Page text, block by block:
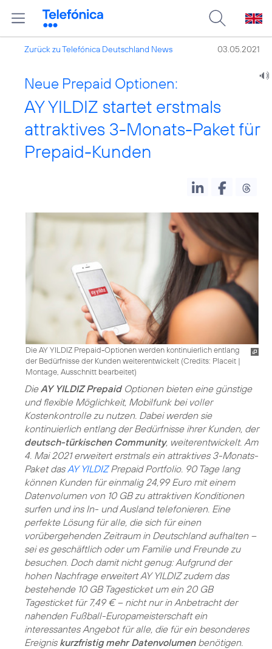
Zurück zu Telefónica Deutschland News 03.05.2021
Neue Prepaid Optionen:
AY YILDIZ startet erstmals
attraktives 3-Monats-Paket für
Prepaid-Kunden
Die AY YILDIZ Prepaid-Optionen werden kontinuierlich entlang
der Bedürfnisse der Kunden weiterentwickelt (Credits: Placeit |
Montage, Ausschnitt bearbeitet)
DieAY YILDIZ PrepaidOptionen bieten eine günstige
und flexible Möglichkeit, Mobilfunk bei voller
Kostenkontrolle zu nutzen. Dabei werden sie
kontinuierlich entlang der Bedürfnisse ihrer Kunden, der
deutsch-türkischen Community, weiterentwickelt. Am
4. Mai 2021 erweitert erstmals ein attraktives 3-Monats-
Paket das AY YILDIZPrepaid Portfolio. 90 Tage lang
können Kunden für einmalig 24,99 Euro mit einem
Datenvolumen von 10 GB zu attraktiven Konditionen
surfen und ins In- und Ausland telefonieren. Eine
perfekte Lösung für alle, die sich für einen
vorübergehenden Zeitraum in Deutschland aufhalten –
sei es geschäftlich oder um Familie und Freunde zu
besuchen. Doch damit nicht genug: Aufgrund der
hohen Nachfrage erweitert AY YILDIZ zudem das
bestehende 10 GB Tagesticket um ein 20 GB
Tagesticket für 7,49 € – nicht nur in Anbetracht der
nahenden Fußball-Europameisterschaft ein
interessantes Angebot für alle, die für ein besonderes
Ereignis kurzfristig mehr Datenvolumenbenötigen.